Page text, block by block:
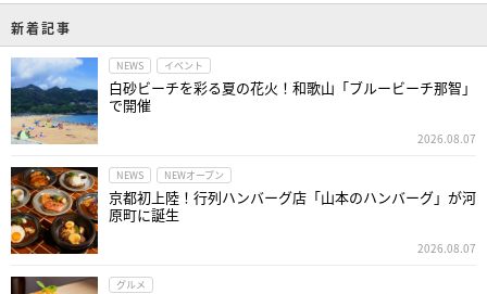
新着記事
NEWS イベント
白砂ビーチを彩る夏の花火！和歌山「ブルービーチ那智」
で開催
2026.08.07
NEWS NEWオープン
京都初上陸！行列ハンバーグ店「山本のハンバーグ」が河
原町に誕生
2026.08.07
グルメ